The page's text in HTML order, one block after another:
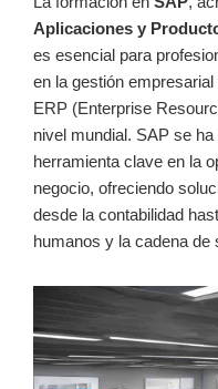
Aplicaciones y
es esencial para
en la gestión
ERP⁣ (Enterprise
nivel‍ mundial. SAP se
herramienta clave en la
negocio, ofreciendo
desde la contabilidad⁢
humanos y la cadena de